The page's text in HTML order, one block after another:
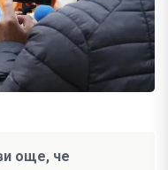
още, че